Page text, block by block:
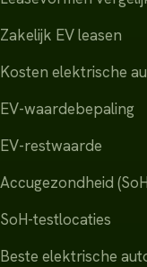
Zakelijk EV leasen
Kosten elektrische
EV-waardebepaling
EV-restwaarde
Accugezondheid
SoH-testlocaties
Beste elektrische